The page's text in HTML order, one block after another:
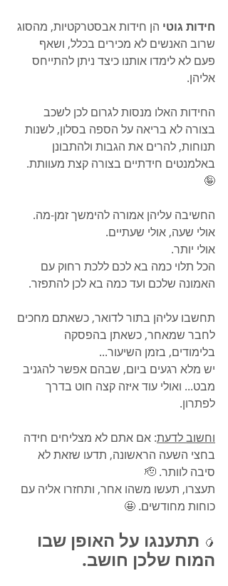
חידות גוטי הן חידות אבסטרקטיות, מהסוג
שרוב האנשים לא מכירים בכלל, ושאף
פעם לא לימדו אותנו כיצד ניתן להתייחס
אליהן.
החידות האלו מנסות לגרום לכן לשכב
בצורה לא בריאה על הספה בסלון, לשנות
תנוחות, להרים את הגבות ולהתבונן
באלמנטים חידתיים בצורה קצת מעוותת.
🤪
החשיבה עליהן אמורה להימשך זמן-מה.
אולי שעה, אולי שעתיים.
אולי יותר.
הכל תלוי כמה בא לכם ללכת רחוק עם
האמונה שלכם ועד כמה בא לכן להתפזר.
תחשבו עליהן בתור לדואר, כשאתם מחכים
לחבר שמאחר, כשאתן בהפסקה
בלימודים, בזמן השיעור...
יש מלא רגעים ביום, שבהם אפשר להגניב
מבט... ואולי עוד איזה קצה חוט בדרך
לפתרון.
וחשוב לדעת: אם אתם לא מצליחים חידה
בחצי השעה הראשונה, תדעו שזאת לא
סיבה לוותר. 🫡
תעצרו, תעשו משהו אחר, ותחזרו אליה עם
כוחות מחודשים. 🤩
🥭 תתענגו על האופן שבו
המוח שלכן חושב.